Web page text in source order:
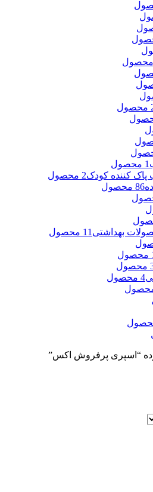
1 محصول
کننده کودک2 محصول
86 محصول
بهداشتی 11 محصول
4 محصول
“اسپری پرفروش اکس”